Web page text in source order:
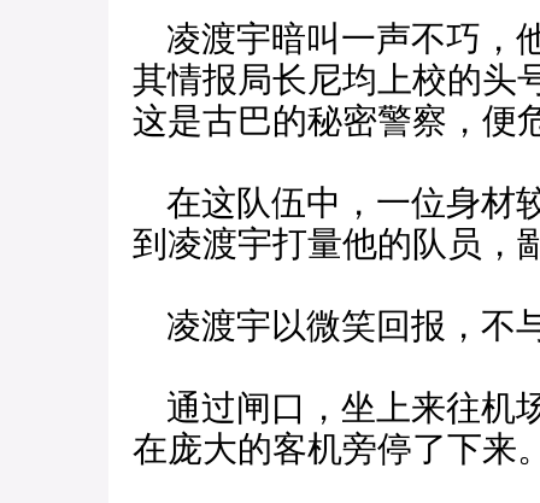
凌渡宇暗叫一声不巧，
其情报局长尼均上校的头
这是古巴的秘密警察，便
在这队伍中，一位身材
到凌渡宇打量他的队员，
凌渡宇以微笑回报，不
通过闸口，坐上来往机
在庞大的客机旁停了下来